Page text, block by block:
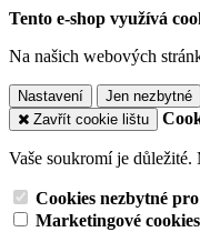
Tento e-shop využívá
Na našich webových
Nastavení Jen nezbytné
Zavřít cookie lištu
Vaše soukromí je důležité.
Cookies nezbytné
Marketingové cookies